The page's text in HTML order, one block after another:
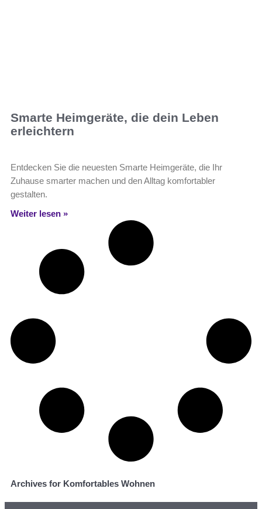
Smarte Heimgeräte, die dein Leben
erleichtern
Entdecken Sie die neuesten Smarte Heimgeräte, die Ihr
Zuhause smarter machen und den Alltag komfortabler
gestalten.
Weiter lesen »
Archives for Komfortables Wohnen